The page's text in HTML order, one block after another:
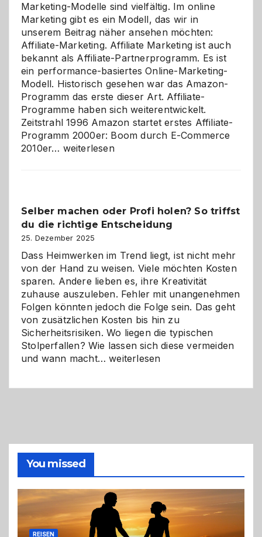
Marketing-Modelle sind vielfältig. Im online
Marketing gibt es ein Modell, das wir in
unserem Beitrag näher ansehen möchten:
Affiliate-Marketing. Affiliate Marketing ist auch
bekannt als Affiliate-Partnerprogramm. Es ist
ein performance-basiertes Online-Marketing-
Modell. Historisch gesehen war das Amazon-
Programm das erste dieser Art. Affiliate-
Programme haben sich weiterentwickelt.
Zeitstrahl 1996 Amazon startet erstes Affiliate-
Programm 2000er: Boom durch E-Commerce
2010er… Affiliate-
Herausforderungen
und
Zukunft
weiterlesen
Selber machen oder Profi holen? So triffst
du die richtige Entscheidung
25. Dezember 2025
Dass Heimwerken im Trend liegt, ist nicht mehr
von der Hand zu weisen. Viele möchten Kosten
sparen. Andere lieben es, ihre Kreativität
zuhause auszuleben. Fehler mit unangenehmen
Folgen könnten jedoch die Folge sein. Das geht
von zusätzlichen Kosten bis hin zu
Sicherheitsrisiken. Wo liegen die typischen
Stolperfallen? Wie lassen sich diese vermeiden
und wann macht…Selber
richtige
Entscheidung
weiterlesen
You missed
REISEN